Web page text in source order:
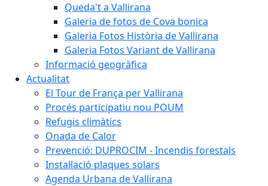
Queda't a Vallirana
Galeria de fotos de Cova bonica
Galeria Fotos Història de Vallirana
Galeria Fotos Variant de Vallirana
Informació geogràfica
Actualitat
El Tour de França per Vallirana
Procés participatiu nou POUM
Refugis climàtics
Onada de Calor
Prevenció: DUPROCIM - Incendis forestals
Instal·lació plaques solars
Agenda Urbana de Vallirana